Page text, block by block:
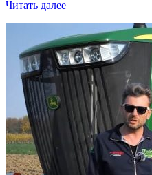
Читать далее